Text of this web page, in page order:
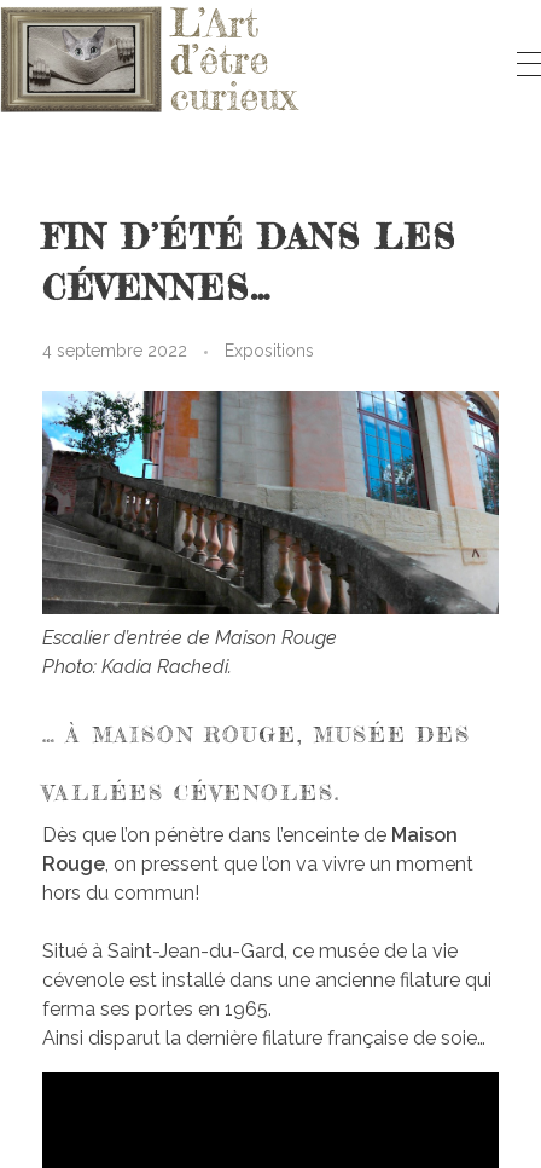
FIN D’ÉTÉ DANS LES
CÉVENNES…
4 septembre 2022 Expositions
Escalier d’entrée de Maison Rouge
Photo: Kadia Rachedi.
… À MAISON ROUGE, MUSÉE DES
VALLÉES CÉVENOLES.
Dès que l’on pénètre dans l’enceinte de Maison
Rouge , on pressent que l’on va vivre un moment
hors du commun!
Situé à Saint-Jean-du-Gard, ce musée de la vie
cévenole est installé dans une ancienne filature qui
ferma ses portes en 1965.
Ainsi disparut la dernière filature française de soie…